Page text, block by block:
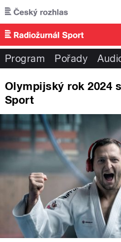
Přejít k hlavnímu obsahu
Program Pořady
Olympijský rok 2024
Sport